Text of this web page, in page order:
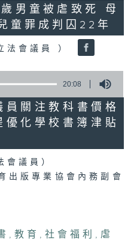
童被虐致死 母
童罪成判囚22年
法會議員 ）
20:08
關注教科書價格
化學校書簿津貼
會議員）
出版專業協會內務副會
,教育 ,社會福利 , 虐